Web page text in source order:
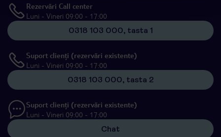
Rezervări Call center
Luni - Vineri 09:00 - 17:00
0318 103 000, tasta 1
Suport clienți (rezervări existente)
Luni - Vineri 09:00 - 17:00
0318 103 000, tasta 2
Suport clienți (rezervări existente)
Luni - Vineri 09:00 - 17:00
Chat